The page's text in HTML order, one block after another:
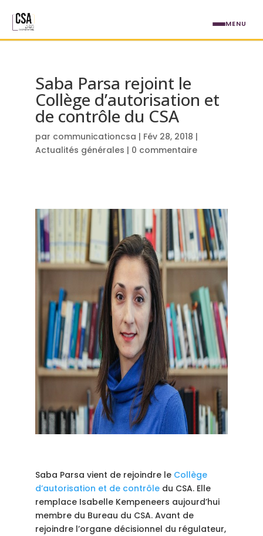
Saba Parsa rejoint le
Collège d’autorisation et
de contrôle du CSA
par communicationcsa | Fév 28, 2018 |
Actualités générales | 0 commentaire
Saba Parsa vient de rejoindre le Collège
d’autorisation et de contrôle du CSA. Elle
remplace Isabelle Kempeneers aujourd’hui
membre du Bureau du CSA. Avant de
rejoindre l’organe décisionnel du régulateur,
MENU